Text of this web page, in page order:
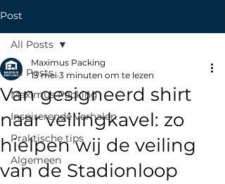
Post
All Posts
Maximus Packing
Inspirerende verhalen
Praktische tips
Algemeen
All Posts
Van gesigneerd shirt
naar veilingkavel: zo
hielpen wij de veiling
van de Stadionloop
Maximus Packing
13 mei 3 minuten om te lezen